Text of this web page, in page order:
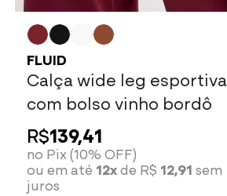
FLUID
Calça wide leg esportiva
com bolso vinho bordô
R$139,41
no Pix (10% OFF)
ou em até 12xde R$ 12,91 sem
juros